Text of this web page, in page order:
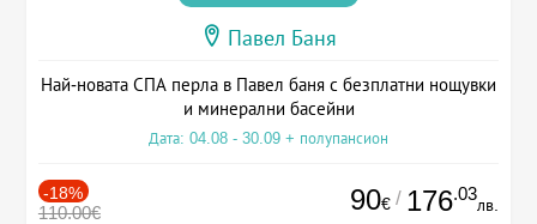
Павел Баня
Най-новата СПА перла в Павел баня с безплатни нощувки
и минерални басейни
Дата: 04.08 - 30.09 + полупансион
-18%
110.00€ 90€ / 176.03
лв.